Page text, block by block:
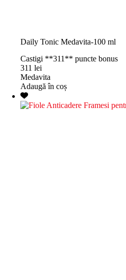
Daily Tonic Medavita-100 ml
Castigi **311** puncte bonus
311 lei
Medavita
Adaugă în coș